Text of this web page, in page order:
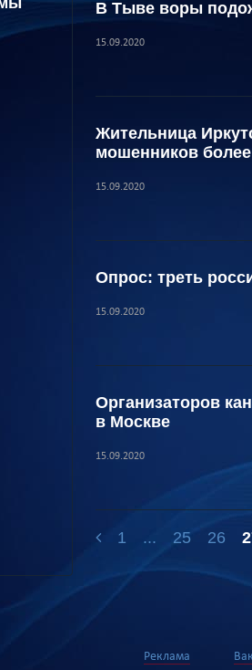
В Тыве воры
15.09.2020
Жительница
мошенников
15.09.2020
Опрос: треть
15.09.2020
Организаторов
в Москве
15.09.2020
1 ... 25 26
Реклама